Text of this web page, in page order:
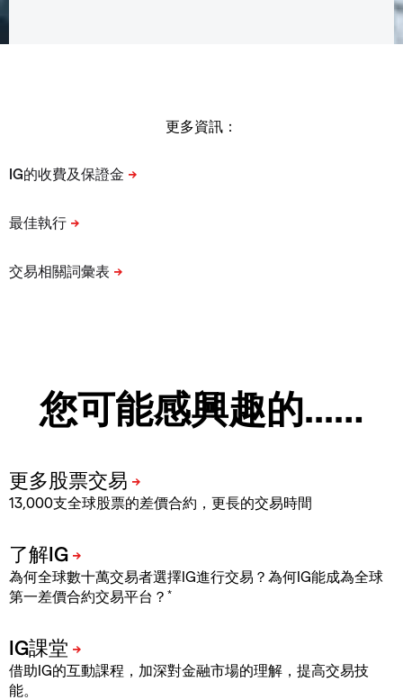
更多資訊：
您可能感興趣的...…
13,000支全球股票的差價合約，更長的交易時間
為何全球數十萬交易者選擇IG進行交易？為何IG能成為全球
第一差價合約交易平台？ *
借助IG的互動課程，加深對金融市場的理解，提高交易技
能。